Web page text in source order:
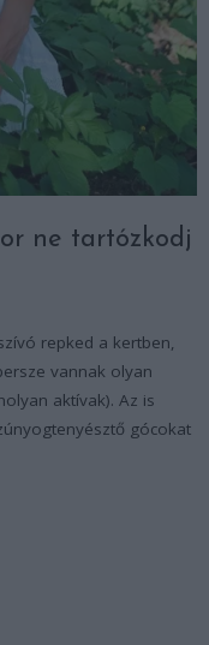
ne tartózkodj
repked a kertben,
vannak olyan
aktívak). Az is
gócokat